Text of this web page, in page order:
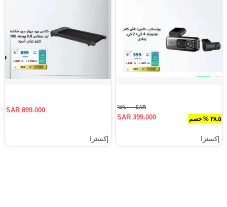
٣٨.٥ % خصم
SAR ٦٤٩.٠٠٠
SAR 399.000
إكسترا
SAR 899.000
إكسترا